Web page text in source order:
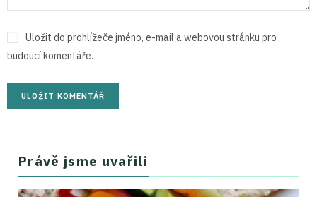
Uložit do prohlížeče jméno, e-mail a webovou stránku pro
budoucí komentáře.
Právě jsme uvařili